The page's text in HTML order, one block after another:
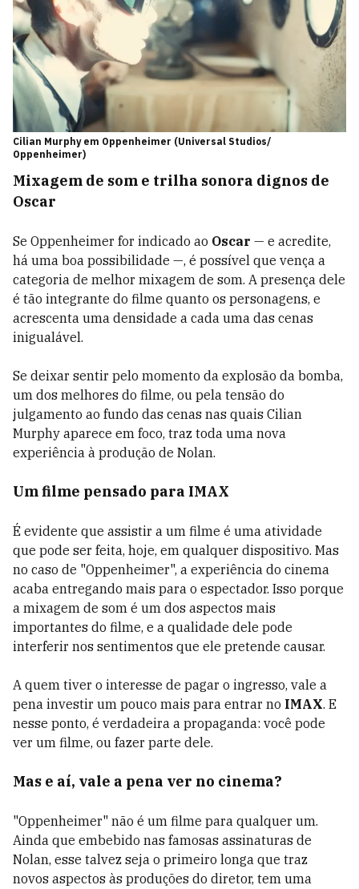
Cilian Murphy em Oppenheimer (Universal Studios/
Oppenheimer)
Mixagem de som e trilha sonora dignos de
Oscar
Se Oppenheimer for indicado ao Oscar — e acredite,
há uma boa possibilidade —, é possível que vença a
categoria de melhor mixagem de som. A presença dele
é tão integrante do filme quanto os personagens, e
acrescenta uma densidade a cada uma das cenas
inigualável.
Se deixar sentir pelo momento da explosão da bomba,
um dos melhores do filme, ou pela tensão do
julgamento ao fundo das cenas nas quais Cilian
Murphy aparece em foco, traz toda uma nova
experiência à produção de Nolan.
Um filme pensado para IMAX
É evidente que assistir a um filme é uma atividade
que pode ser feita, hoje, em qualquer dispositivo. Mas
no caso de "Oppenheimer", a experiência do cinema
acaba entregando mais para o espectador. Isso porque
a mixagem de som é um dos aspectos mais
importantes do filme, e a qualidade dele pode
interferir nos sentimentos que ele pretende causar.
A quem tiver o interesse de pagar o ingresso, vale a
pena investir um pouco mais para entrar no IMAX. E
nesse ponto, é verdadeira a propaganda: você pode
ver um filme, ou fazer parte dele.
Mas e aí, vale a pena ver no cinema?
"Oppenheimer" não é um filme para qualquer um.
Ainda que embebido nas famosas assinaturas de
Nolan, esse talvez seja o primeiro longa que traz
novos aspectos às produções do diretor, tem uma